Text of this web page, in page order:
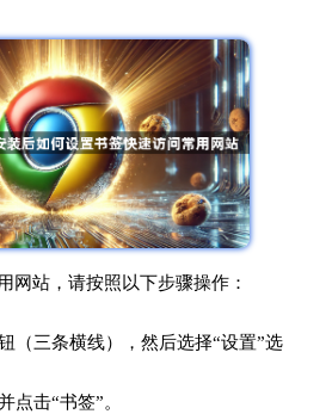
网站，请按照以下步骤操作：
（三条横线），然后选择“设置”选
点击“书签”。